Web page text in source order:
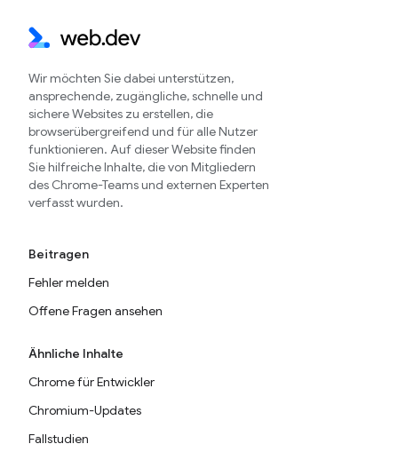
Wir möchten Sie dabei unterstützen,
ansprechende, zugängliche, schnelle und
sichere Websites zu erstellen, die
browserübergreifend und für alle Nutzer
funktionieren. Auf dieser Website finden
Sie hilfreiche Inhalte, die von Mitgliedern
des Chrome-Teams und externen Experten
verfasst wurden.
Beitragen
Fehler melden
Offene Fragen ansehen
Ähnliche Inhalte
Chrome für Entwickler
Chromium-Updates
Fallstudien